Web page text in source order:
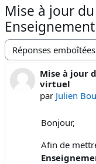
Mise à jour
Type d’affichage
Mise à jour
virtuel
par Julien
Nombre de
Bonjour,
Afin de